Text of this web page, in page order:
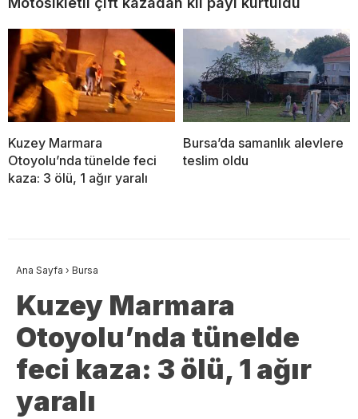
Kuzey Marmara
Otoyolu’nda tünelde feci
kaza: 3 ölü, 1 ağır yaralı
Bursa’da samanlık alevlere
teslim oldu
Ana Sayfa › Bursa
Kuzey Marmara
Otoyolu’nda tünelde
feci kaza: 3 ölü, 1 ağır
yaralı